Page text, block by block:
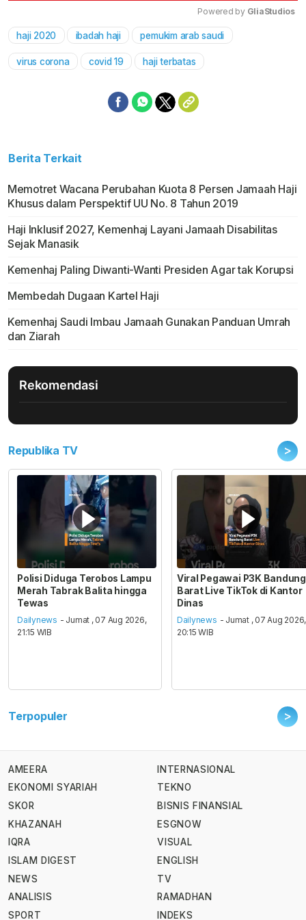
Powered by GliaStudios
haji 2020 ibadah haji pemukim arab saudi
virus corona covid 19 haji terbatas
Berita Terkait
Memotret Wacana Perubahan Kuota 8 Persen Jamaah Haji
Khusus dalam Perspektif UU No. 8 Tahun 2019
Haji Inklusif 2027, Kemenhaj Layani Jamaah Disabilitas
Sejak Manasik
Kemenhaj Paling Diwanti-Wanti Presiden Agar tak Korupsi
Membedah Dugaan Kartel Haji
Kemenhaj Saudi Imbau Jamaah Gunakan Panduan Umrah
dan Ziarah
Rekomendasi
Republika TV >
Polisi Diduga Terobos Lampu
Merah Tabrak Balita hingga
Tewas
Dailynews - Jumat , 07 Aug 2026,
21:15 WIB
Viral Pegawai P3K Bandung
Barat Live TikTok di Kantor
Dinas
Dailynews - Jumat , 07 Aug 2026,
20:15 WIB
Terpopuler >
AMEERA
EKONOMI SYARIAH
SKOR
KHAZANAH
IQRA
ISLAM DIGEST
NEWS
ANALISIS
SPORT
INTERNASIONAL
TEKNO
BISNIS FINANSIAL
ESGNOW
VISUAL
ENGLISH
TV
RAMADHAN
INDEKS